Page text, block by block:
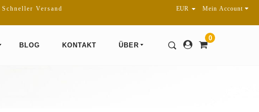
Versand Mein Account
0
BLOG KONTAKT ÜBER